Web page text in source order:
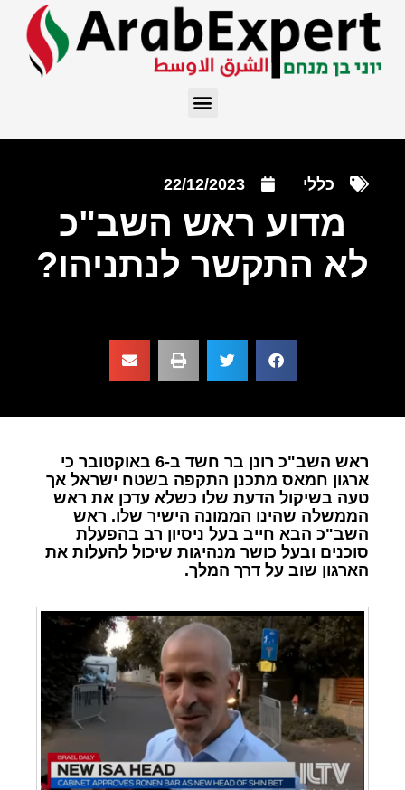
כללי 22/12/2023
מדוע ראש השב"כ
לא התקשר לנתניהו?
ראש השב"כ רונן בר חשד ב-6 באוקטובר כי
ארגון חמאס מתכנן התקפה בשטח ישראל אך
טעה בשיקול הדעת שלו כשלא עדכן את ראש
הממשלה שהינו הממונה הישיר שלו. ראש
השב"כ הבא חייב בעל ניסיון רב בהפעלת
סוכנים ובעל כושר מנהיגות שיכול להעלות את
הארגון שוב על דרך המלך.